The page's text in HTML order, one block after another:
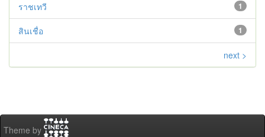
1
ราชเทวี
1
สินเชื่อ
next >
Theme by